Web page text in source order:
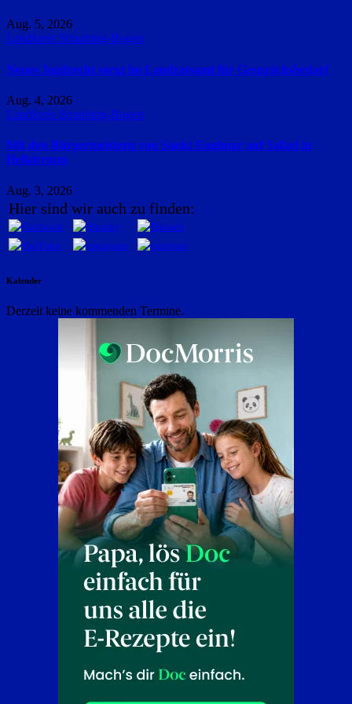
Aug. 5, 2026
Landkreis Straubing-Bogen
Neues Jagdrecht sorgt im Landratsamt für Gesprächsbedarf
Aug. 4, 2026
Landkreis Straubing-Bogen
Mit den Bürgermeistern von Sankt Englmar auf Safari in
Hellabrunn
Aug. 3, 2026
Hier sind wir auch zu finden:
Kalender
Derzeit keine kommenden Termine.